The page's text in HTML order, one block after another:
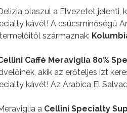
olaszul a Élvezetet jelenti,
kávét! A csúcsminőségű
származnak:
Caffè Meraviglia 80%
akik az erőteljes ízt
kávét! Az Arabica El
a Cellini Specialty